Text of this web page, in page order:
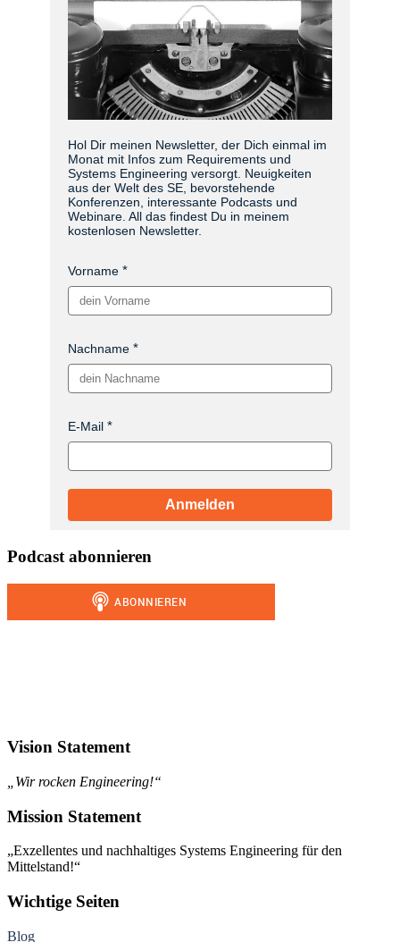
Hol Dir meinen Newsletter, der Dich einmal im
Monat mit Infos zum Requirements und
Systems Engineering versorgt. Neuigkeiten
aus der Welt des SE, bevorstehende
Konferenzen, interessante Podcasts und
Webinare. All das findest Du in meinem
kostenlosen Newsletter.
Vorname
Nachname
E-Mail
Anmelden
Podcast abonnieren
Vision Statement
„Wir rocken Engineering!“
Mission Statement
„Exzellentes und nachhaltiges Systems Engineering für den
Mittelstand!“
Wichtige Seiten
Blog